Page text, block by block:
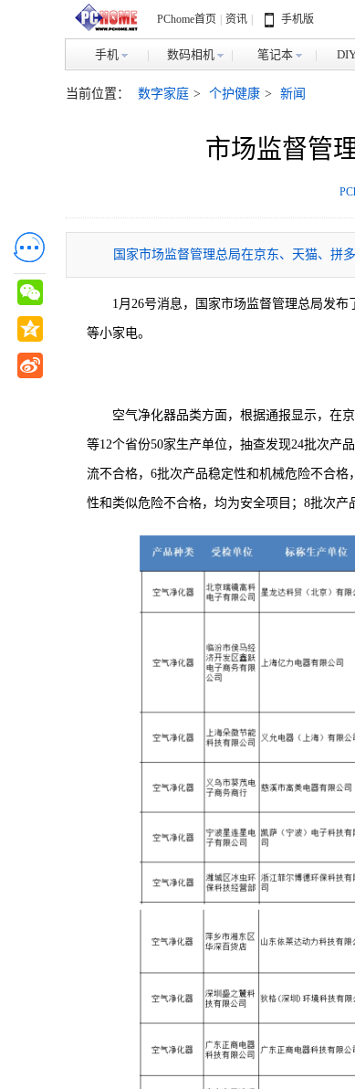
PChome首页 资讯 手机版
手机 数码相机 笔记本
当前位置： 数字家庭 > 个护健康 > 新闻
市场监督管
国家市场监督管理总局在京东、天猫、拼
1月26号消息，国家市场监督管理总局发
等小家电。
空气净化器品类方面，根据通报显示，在
等12个省份50家生产单位，抽查发现24批次产
流不合格，6批次产品稳定性和机械危险不合
性和类似危险不合格，均为安全项目；8批次产